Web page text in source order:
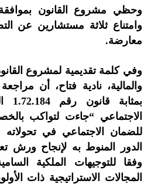
وامتناع ثلاثة مستشارين عن
معارضة.
وفي كلمة تقديمية لمشروع
والمالية، نادية فتاح، أن
الاجتماعي “جاءت لتواكب
للضمان الاجتماعي في
الدور المنوط به لإنجاح ورش
وفقا للتوجيهات الملكية
المجالات الاستراتيجية ذات